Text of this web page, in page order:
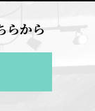
らから